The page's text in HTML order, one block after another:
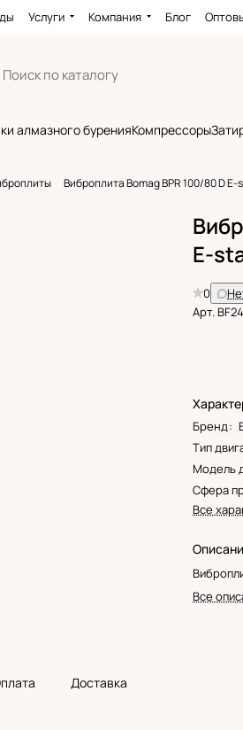
Услуги Компания Блог
алмазного буренияКомпрессоры
Виброплита Bomag BPR 100/80 D
E-
0
Арт.
Бренд:
Тип
Модель
Сфера
Все
Все
Доставка